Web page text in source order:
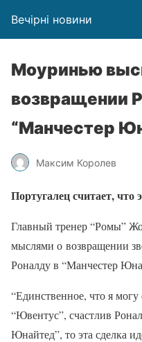
Вечірні новини
Моуринью
возвращении
“Манчестер
Максим Королев
Португалец считает, что
Главный тренер “Ромы”
мыслями о возвращении
Роналду в “Манчестер
“Единственное, что я могу
“Ювентус”, счастлив
Юнайтед”, то эта сделка